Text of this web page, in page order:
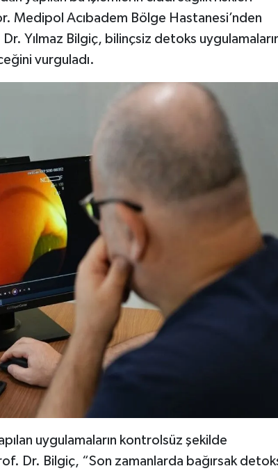
Medipol Acıbadem Bölge Hastanesi’nden
Yılmaz Bilgiç, bilinçsiz detoks
vurguladı.
uygulamaların kontrolsüz şekilde
Dr. Bilgiç, “Son zamanlarda bağırsak